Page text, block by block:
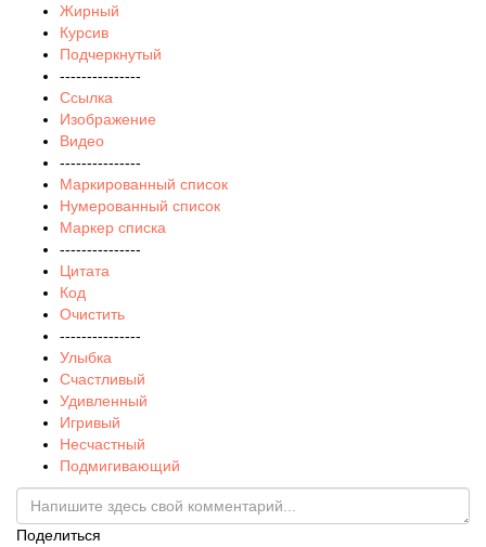
Жирный
Курсив
Подчеркнутый
---------------
Ссылка
Изображение
Видео
---------------
Маркированный список
Нумерованный список
Маркер списка
---------------
Цитата
Код
Очистить
---------------
Улыбка
Счастливый
Удивленный
Игривый
Несчастный
Подмигивающий
Поделиться